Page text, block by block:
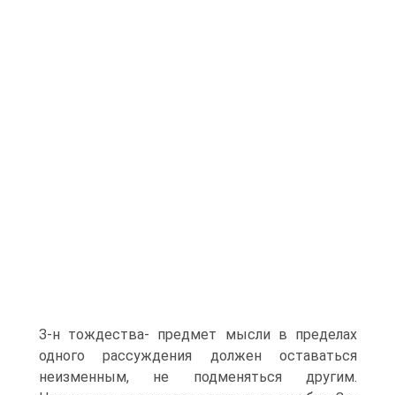
З-н тождества- предмет мысли в пределах
одного рассуждения должен оставаться
неизменным, не подменяться другим.